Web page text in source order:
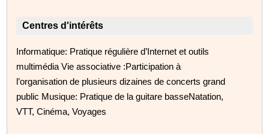
Centres d'intérêts
Informatique: Pratique régulière d’Internet et outils
multimédia Vie associative :Participation à
l’organisation de plusieurs dizaines de concerts grand
public Musique: Pratique de la guitare basseNatation,
VTT, Cinéma, Voyages